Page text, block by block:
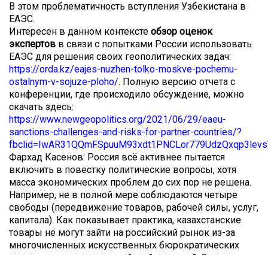
В этом проблематичность вступления Узбекистана в
ЕАЭС.
Интересен в данном контексте обзор оценок
экспертов в связи с попытками России использовать
ЕАЭС для решения своих геополитических задач:
https://orda.kz/eajes-nuzhen-tolko-moskve-pochemu-
ostalnym-v-sojuze-ploho/. Полную версию отчета с
конференции, где происходило обсуждение, можно
скачать здесь:
https://www.newgeopolitics.org/2021/06/29/eaeu-
sanctions-challenges-and-risks-for-partner-countries/?
Фархад Касенов: Россия всё активнее пытается
включить в повестку политические вопросы, хотя
масса экономических проблем до сих пор не решена.
Например, не в полной мере соблюдаются четыре
свободы (передвижение товаров, рабочей силы, услуг,
капитала). Как показывает практика, казахстанские
товары не могут зайти на российский рынок из-за
многочисленных искусственных бюрократических